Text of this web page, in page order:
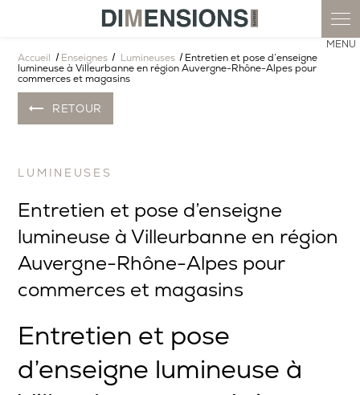
Accueil Enseignes Lumineuses
Entretien et pose d’enseigne
lumineuse à Villeurbanne en région Auvergne-Rhône-Alpes pour
commerces et magasins
RETOUR
LUMINEUSES
Entretien et pose d’enseigne
lumineuse à Villeurbanne en région
Auvergne-Rhône-Alpes pour
commerces et magasins
Entretien et pose
d’enseigne lumineuse à